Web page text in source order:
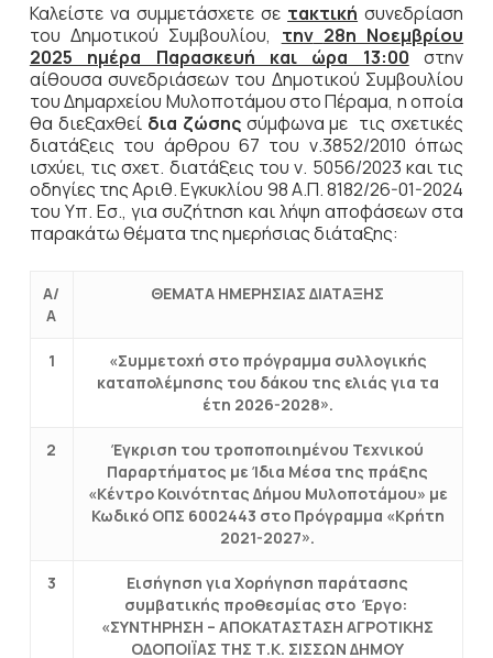
Καλείστε να συμμετάσχετε σε τακτική συνεδρίαση
του Δημοτικού Συμβουλίου, την 28η Νοεμβρίου
2025 ημέρα Παρασκευή και ώρα 13:00
στην
αίθουσα συνεδριάσεων του Δημοτικού Συμβουλίου
του Δημαρχείου Μυλοποτάμου στο Πέραμα, η οποία
θα διεξαχθεί δια ζώσης σύμφωνα με τις σχετικές
διατάξεις του άρθρου 67 του ν.3852/2010 όπως
ισχύει, τις σχετ. διατάξεις του ν. 5056/2023 και τις
οδηγίες της Αριθ. Εγκυκλίου 98 Α.Π. 8182/26-01-2024
του Υπ. Εσ., για συζήτηση και λήψη αποφάσεων στα
παρακάτω θέματα της ημερήσιας διάταξης:
Α/
Α
ΘΕΜΑΤΑ ΗΜΕΡΗΣΙΑΣ ΔΙΑΤΑΞΗΣ
1
«Συμμετοχή στο πρόγραμμα συλλογικής
καταπολέμησης του δάκου της ελιάς για τα
έτη 2026-2028».
2
Έγκριση του τροποποιημένου Τεχνικού
Παραρτήματος με Ίδια Μέσα της πράξης
«Κέντρο Κοινότητας Δήμου Μυλοποτάμου» με
Κωδικό ΟΠΣ 6002443 στο Πρόγραμμα «Κρήτη
2021-2027».
3
Εισήγηση για Χορήγηση παράτασης
συμβατικής προθεσμίας στο Έργο:
«ΣΥΝΤΗΡΗΣΗ – ΑΠΟΚΑΤΑΣΤΑΣΗ ΑΓΡΟΤΙΚΗΣ
ΟΔΟΠΟΙΪΑΣ ΤΗΣ Τ.Κ. ΣΙΣΣΩΝ ΔΗΜΟΥ